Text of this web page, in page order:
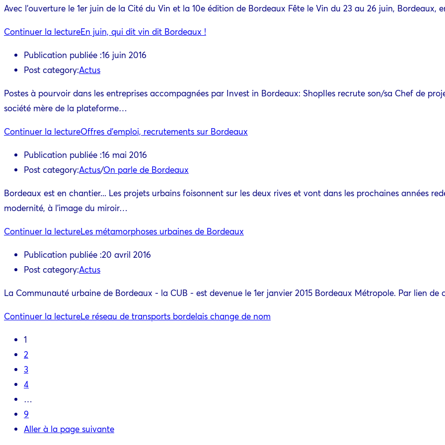
Avec l'ouverture le 1er juin de la Cité du Vin et la 10e édition de Bordeaux Fête le Vin du 23 au 26 juin,
Continuer la lectureEn juin, qui dit vin dit Bordeaux !
Publication publiée :16 juin 2016
Post category:Actus
Postes à pourvoir dans les entreprises accompagnées par Invest in Bordeaux: ShopIles recrute son/sa Chef de
société mère de la plateforme…
Continuer la lectureOffres d’emploi, recrutements sur Bordeaux
Publication publiée :16 mai 2016
Post category:Actus/On parle de Bordeaux
Bordeaux est en chantier... Les projets urbains foisonnent sur les deux rives et vont dans les prochaines années
modernité, à l'image du miroir…
Continuer la lectureLes métamorphoses urbaines de Bordeaux
Publication publiée :20 avril 2016
Post category:Actus
La Communauté urbaine de Bordeaux - la CUB - est devenue le 1er janvier 2015 Bordeaux Métropole. Par lien
Continuer la lectureLe réseau de transports bordelais change de nom
1
2
3
4
…
9
Aller à la page suivante